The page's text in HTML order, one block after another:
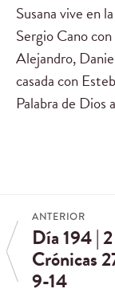
Susana vive en
Sergio Cano
Alejandro,
casada con
Palabra de Dios
ANTERIOR
Día 194 | 2
Crónicas
9-14